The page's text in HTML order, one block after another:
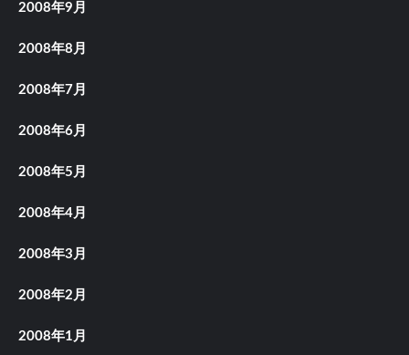
2008年9月
2008年8月
2008年7月
2008年6月
2008年5月
2008年4月
2008年3月
2008年2月
2008年1月